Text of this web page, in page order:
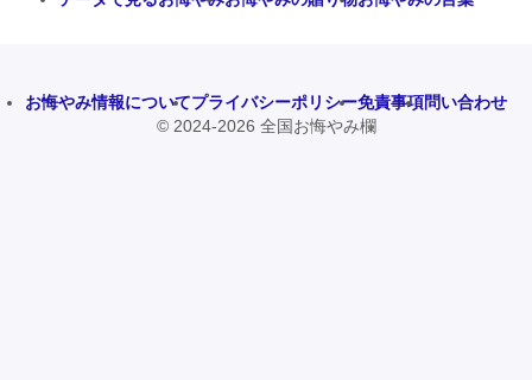
お悔やみ情報についてプライバシーポリシー免責事項問い合わせ
© 2024-2026 全国お悔やみ欄